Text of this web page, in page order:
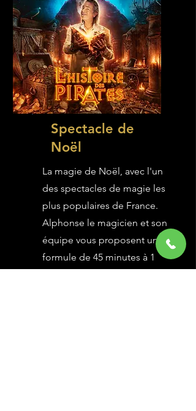
Spectacle de
Noël
La magie de Noël, avec l'un
des spectacles de magie les
plus populaires de France.
Alphonse le magicien et son
équipe vous proposent une
formule de 45 minutes à 1